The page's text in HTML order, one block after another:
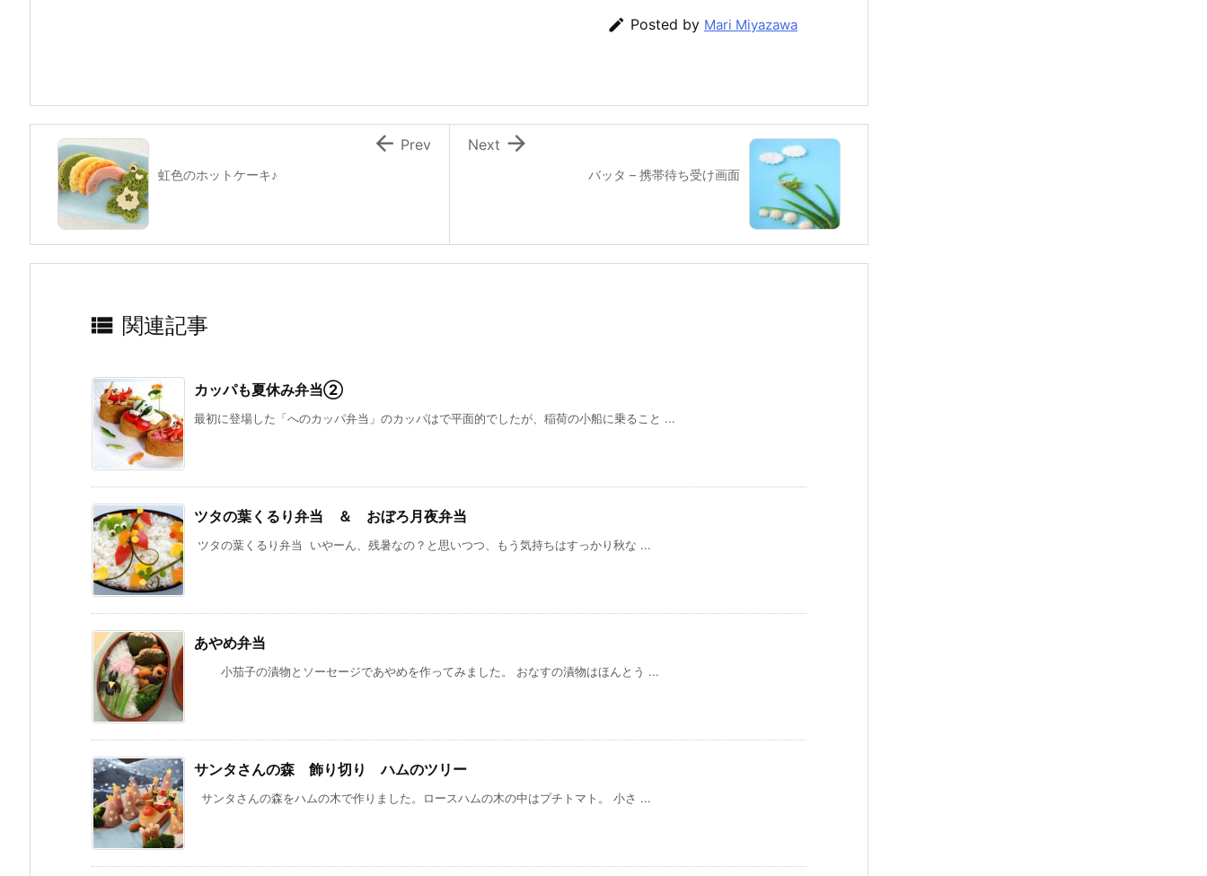
k
 Posted by Mari Miyazawa
バッタ – 携帯待ち受け画面

Next
虹色のホットケーキ♪
 Prev
 関連記事
カッパも夏休み弁当②
最初に登場した「へのカッパ弁当」のカッパはで平面的でしたが、稲荷の小船に乗ること ...
ツタの葉くるり弁当 ＆ おぼろ月夜弁当
ツタの葉くるり弁当 いやーん、残暑なの？と思いつつ、もう気持ちはすっかり秋な ...
あやめ弁当
小茄子の漬物とソーセージであやめを作ってみました。 おなすの漬物はほんとう ...
サンタさんの森 飾り切り ハムのツリー
サンタさんの森をハムの木で作りました。ロースハムの木の中はプチトマト。 小さ ...